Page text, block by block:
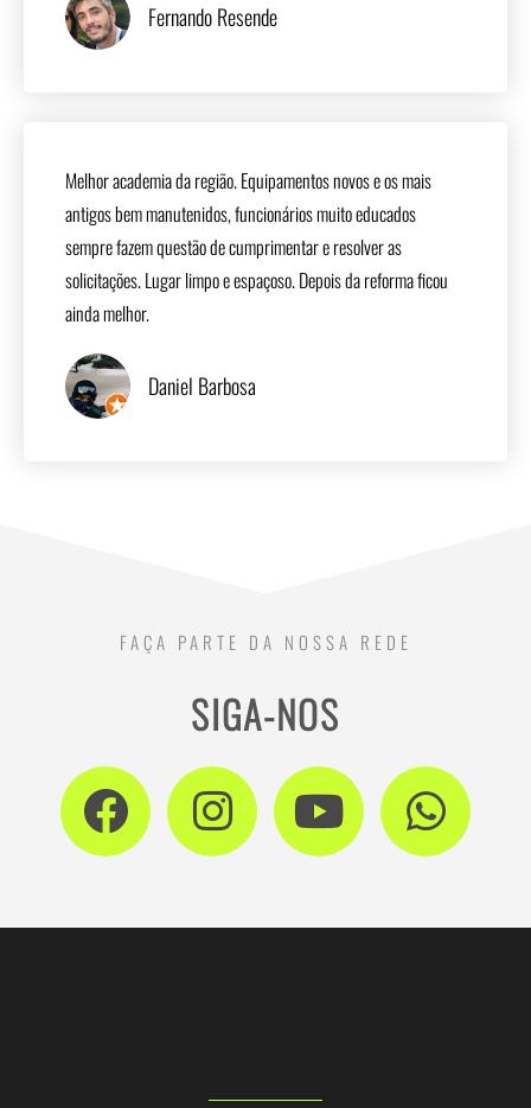
Fernando Resende
Melhor academia da região. Equipamentos novos e os mais
antigos bem manutenidos, funcionários muito educados
sempre fazem questão de cumprimentar e resolver as
solicitações. Lugar limpo e espaçoso. Depois da reforma ficou
ainda melhor.
Daniel Barbosa
FAÇA PARTE DA NOSSA REDE
SIGA-NOS